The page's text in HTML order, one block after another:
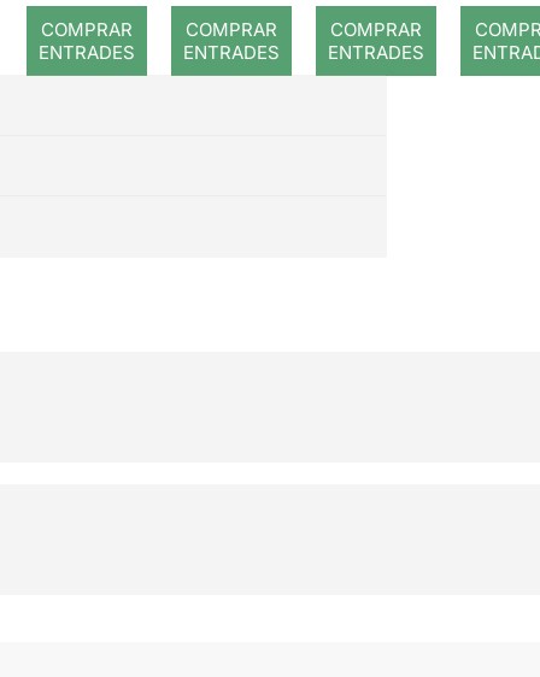
COMPRAR
ENTRADES
COMPRAR
ENTRADES
COMPRAR
ENTRADES